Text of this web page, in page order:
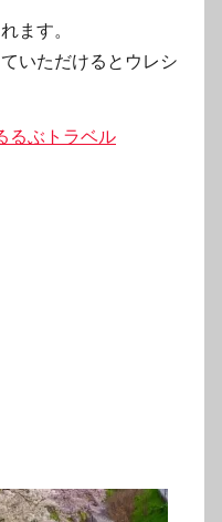
ます。
いただけるとウレシ
るぶトラベル